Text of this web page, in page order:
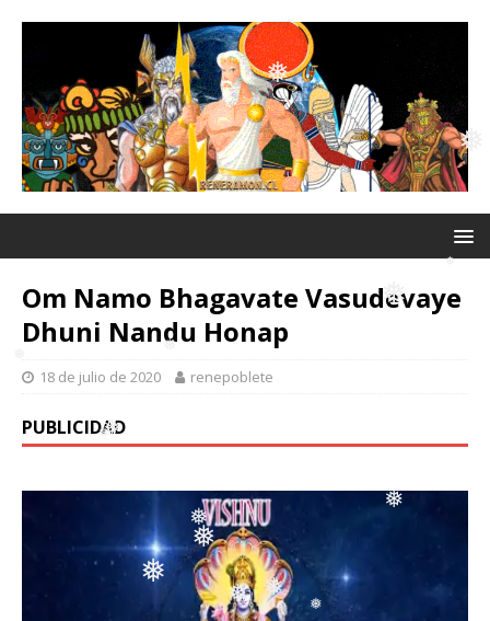
❅
❅
❅
❅
❅
❅
❅
❅
Om Namo Bhagavate Vasudevaye
Dhuni Nandu Honap
18 de julio de 2020 renepoblete
PUBLICIDAD